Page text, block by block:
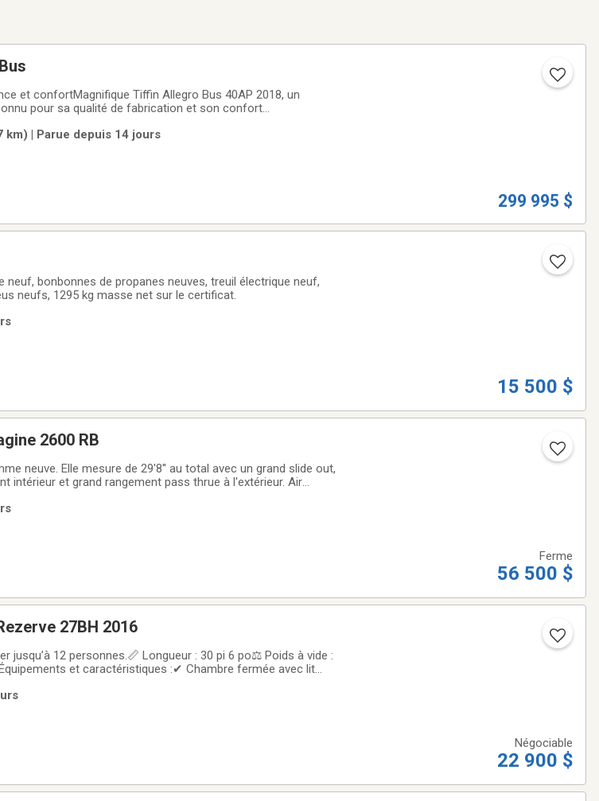
et confortMagnifique Tiffin Allegro Bus 40AP 2018, un
pour sa qualité de fabrication et son confort
: 40 pi 11 po4
| Parue depuis 14 jours
299 995 $
neuf, bonbonnes de propanes neuves, treuil électrique neuf,
neufs, 1295 kg masse net sur le certificat.
15 500 $
2600 RB
de 29'8'' au total avec un grand slide out,
intérieur et grand rangement pass thrue à l'extérieur. Air
Ferme
56 500 $
27BH 2016
jusqu’à 12 personnes.📏 Longueur : 30 pi 6 po⚖️ Poids à vide :
et caractéristiques :✔ Chambre fermée avec lit
Négociable
22 900 $